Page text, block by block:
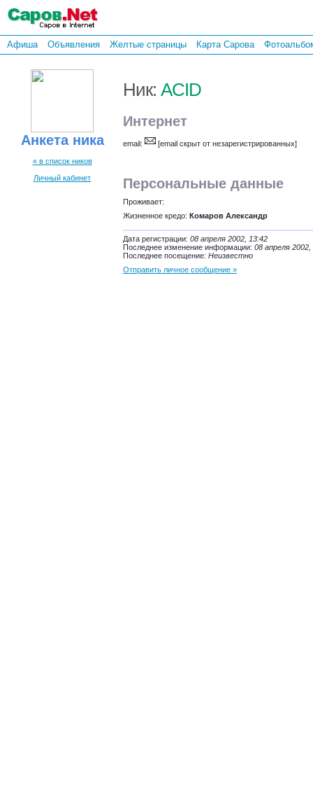
Афиша Объявления Желтые страницы Карта Сарова
Анкета ника
« в список ников
Личный кабинет
Ник: ACID
Интернет
email: [email скрыт от незарегистрированных]
Персональные данные
Проживает:
Жизненное кредо: Комаров Александр
Дата регистрации: 08 апреля 2002, 13:42
Последнее изменение информации: 08 апреля 2002,
Последнее посещение: Неизвестно
Отправить личное сообщение »